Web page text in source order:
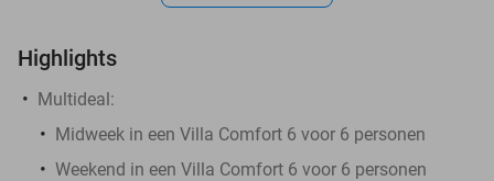
Highlights
Multideal:
Midweek in een Villa Comfort 6 voor 6 personen
Weekend in een Villa Comfort 6 voor 6 personen